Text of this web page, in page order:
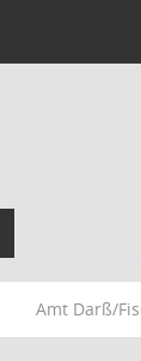
Amt Darß/